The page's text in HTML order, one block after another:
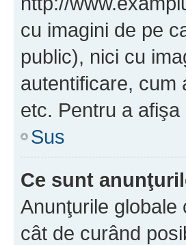
cu imagini de pe
public), nici cu
autentificare, cum
etc. Pentru a
Sus
Ce sunt
Anunţurile globale
cât de curând